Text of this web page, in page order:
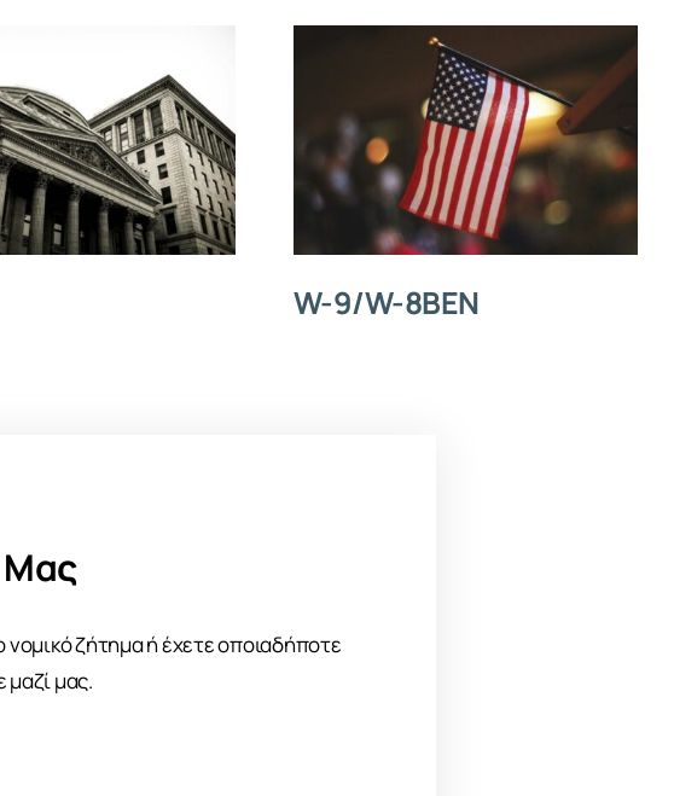
W-9/W-8BEN
Μας
νομικό ζήτημα ή έχετε οποιαδήποτε
μαζί μας.